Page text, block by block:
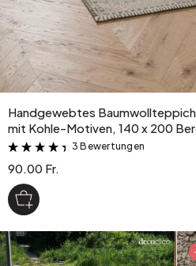
Handgewebtes
mit Kohle-Motiven, 140 x 200
&
3 Bewertungen
90.00 Fr.